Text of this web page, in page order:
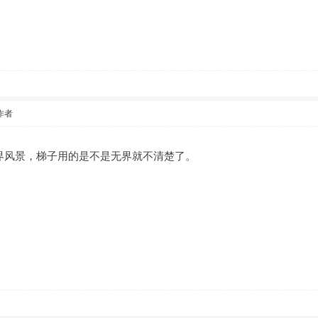
者
景，梯子用的是不是无界就不清楚了。